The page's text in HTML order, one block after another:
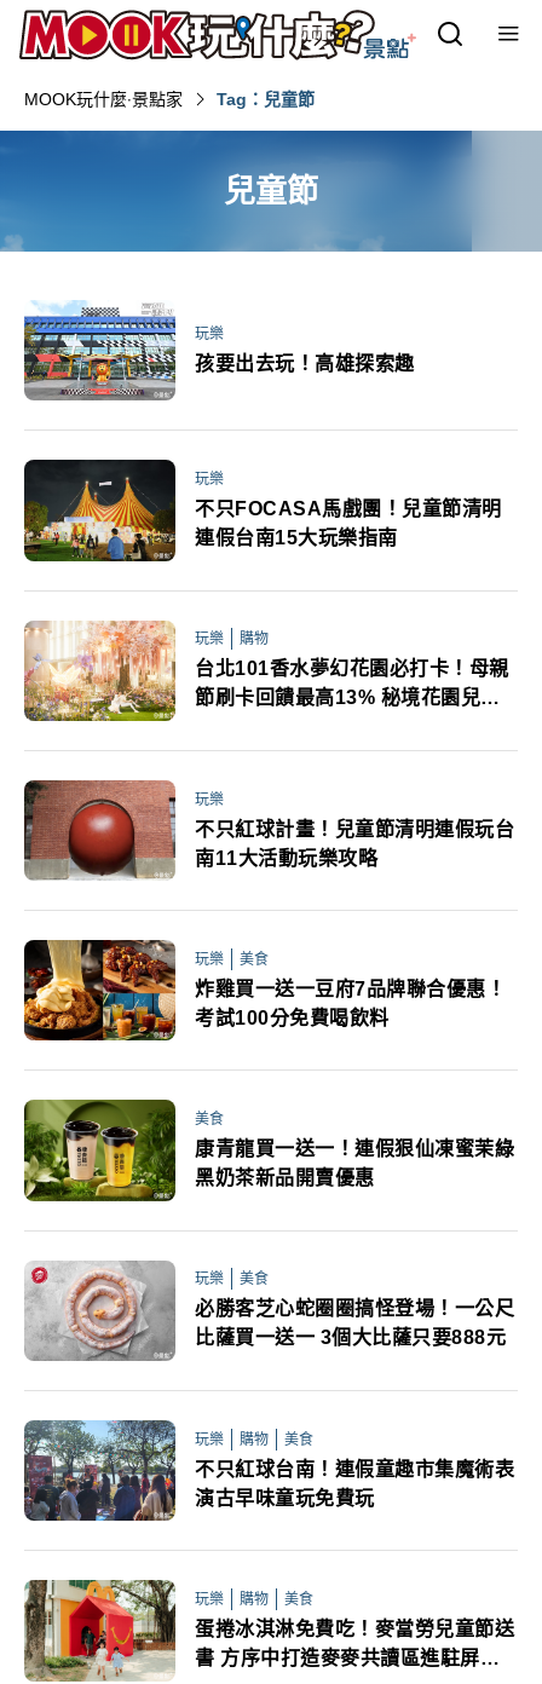
MOOK玩什麼‧景點家 Tag：兒童節
兒童節
玩樂
孩要出去玩！高雄探索趣
玩樂
不只FOCASA馬戲團！兒童節清明
連假台南15大玩樂指南
玩樂 購物
台北101香水夢幻花園必打卡！母親
節刷卡回饋最高13% 秘境花園兒童
玩樂
不只紅球計畫！兒童節清明連假玩台
南11大活動玩樂攻略
玩樂 美食
炸雞買一送一豆府7品牌聯合優惠！
考試100分免費喝飲料
美食
康青龍買一送一！連假狠仙凍蜜茉綠
黑奶茶新品開賣優惠
玩樂 美食
必勝客芝心蛇圈圈搞怪登場！一公尺
比薩買一送一 3個大比薩只要888元
玩樂 購物 美食
不只紅球台南！連假童趣市集魔術表
演古早味童玩免費玩
玩樂 購物 美食
蛋捲冰淇淋免費吃！麥當勞兒童節送
書 方序中打造麥麥共讀區進駐屏東